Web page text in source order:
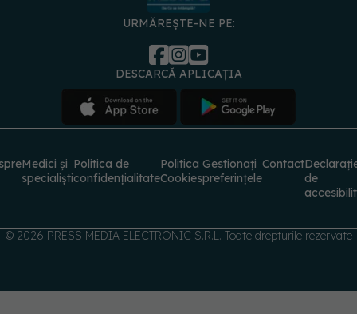
URMĂREȘTE-NE PE:
DESCARCĂ APLICAȚIA
Medici și
specialiști
Politica de
confidențialitate
Politica
Cookies
Gestionați
preferințele
Contact
de
© 2026 PRESS MEDIA ELECTRONIC S.R.L. Toate drepturile rezervate